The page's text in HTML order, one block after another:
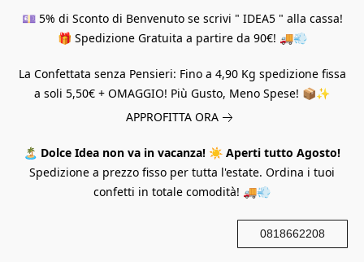
💷 5% di Sconto di Benvenuto se scrivi " IDEA5 " alla cassa!
🎁 Spedizione Gratuita a partire da 90€! 🚚💨
La Confettata senza Pensieri: Fino a 4,90 Kg spedizione fissa
a soli 5,50€ + OMAGGIO! Più Gusto, Meno Spese! 📦✨
APPROFITTA ORA
🏝️ Dolce Idea non va in vacanza! ☀️ Aperti tutto Agosto!
Spedizione a prezzo fisso per tutta l'estate. Ordina i tuoi
confetti in totale comodità! 🚚💨
0818662208